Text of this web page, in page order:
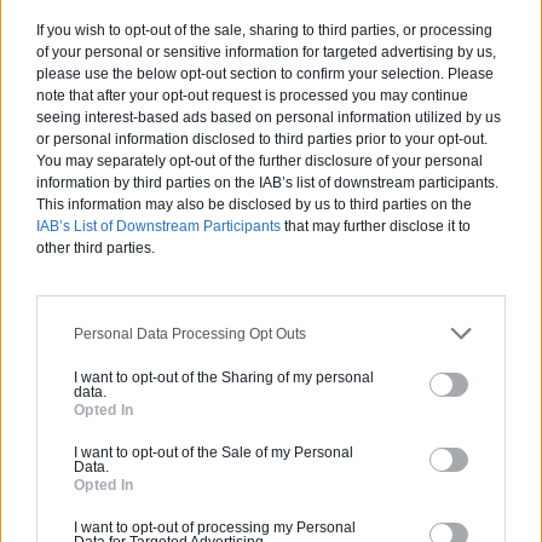
If you wish to opt-out of the sale, sharing to third parties, or processing
of your personal or sensitive information for targeted advertising by us,
please use the below opt-out section to confirm your selection. Please
note that after your opt-out request is processed you may continue
seeing interest-based ads based on personal information utilized by us
or personal information disclosed to third parties prior to your opt-out.
You may separately opt-out of the further disclosure of your personal
information by third parties on the IAB’s list of downstream participants.
This information may also be disclosed by us to third parties on the
IAB’s List of Downstream Participants that may further disclose it to
other third parties.
Personal Data Processing Opt Outs
I want to opt-out of the Sharing of my personal
data.
Opted In
I want to opt-out of the Sale of my Personal
Data.
Opted In
I want to opt-out of processing my Personal
En savoir plus
Une maison
réfléchissante au
somment d’une
montagne
Le festival d’art contemporain Elevation
1049 à Gstaad (Suisse) a lancé sa
3ème édition, dont le thème principal